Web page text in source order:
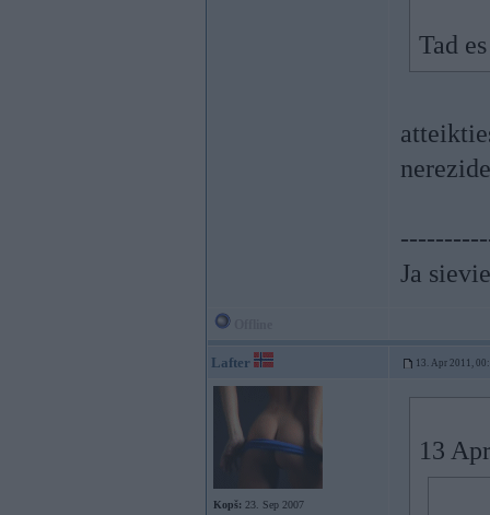
Tad
Ja
Lafter 13. Apr 2011,
Kopš: 23. Sep 2007
13